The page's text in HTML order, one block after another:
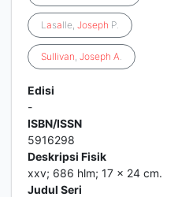
Lasalle, Joseph P.
Sullivan, Joseph A.
Edisi
-
ISBN/ISSN
5916298
Deskripsi Fisik
xxv; 686 hlm; 17 x 24 cm.
Judul Seri